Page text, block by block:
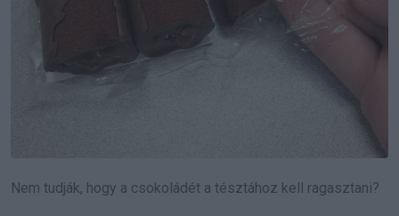
Nem tudják, hogy a csokoládét a tésztához kell ragasztani?